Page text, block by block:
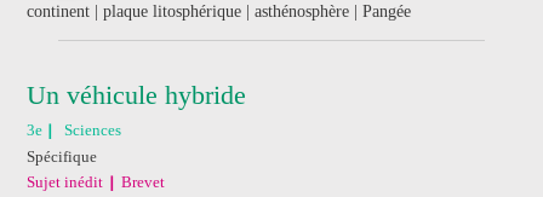
continent | plaque litosphérique | asthénosphère | Pangée
Un véhicule hybride
3e
Sciences
Spécifique
Sujet inédit
Brevet